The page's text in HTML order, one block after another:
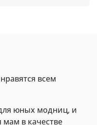
всем
юных модниц, и
в качестве